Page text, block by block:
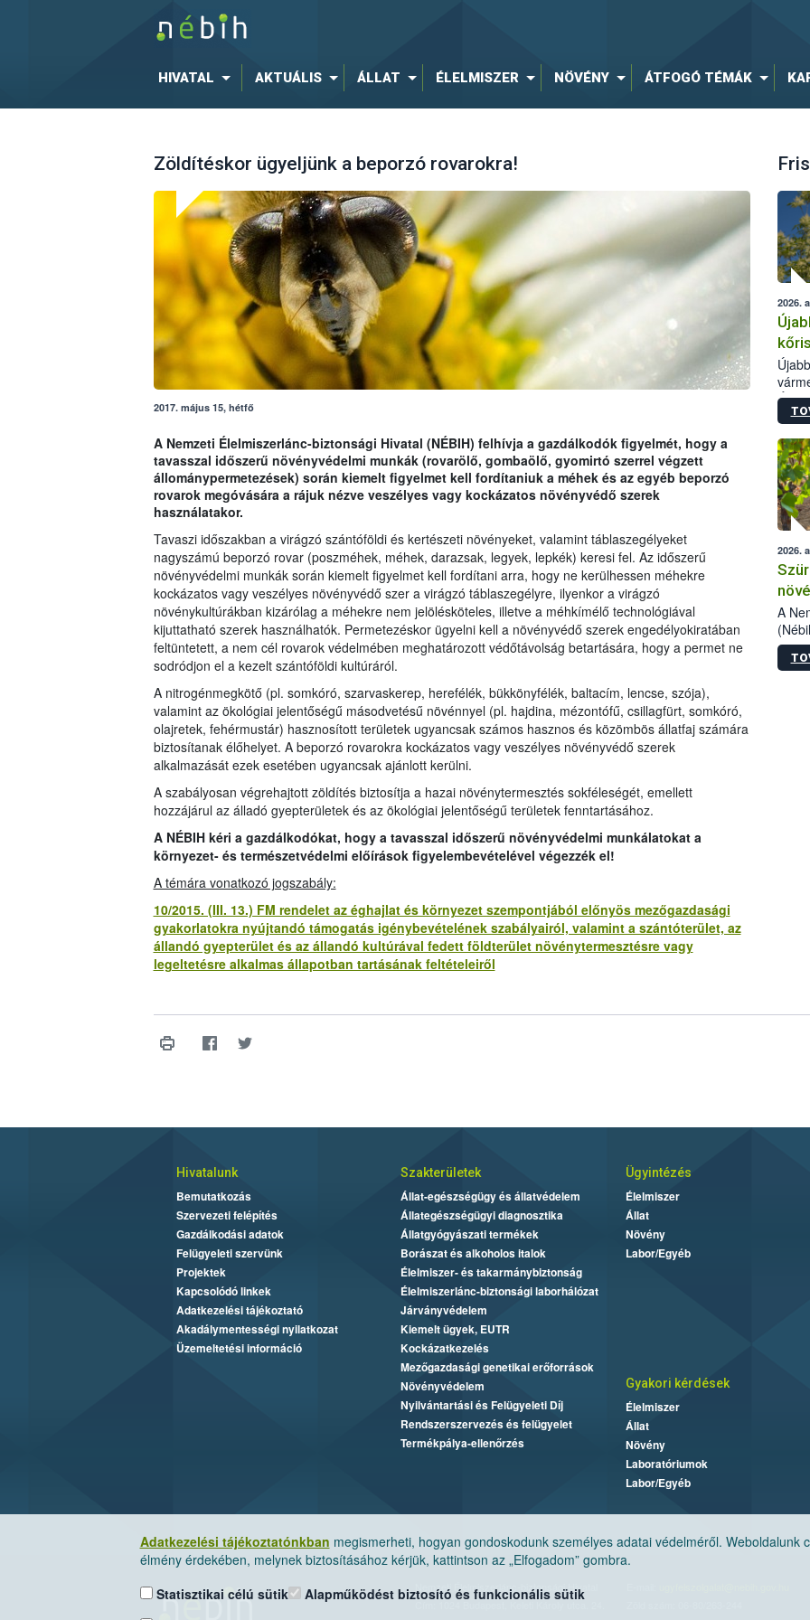
HIVATAL AKTUÁLIS ÁLLAT ÉLELMISZER NÖVÉNY ÁTFOGÓ TÉMÁK
Zöldítéskor ügyeljünk a beporzó rovarokra!
2017. május 15, hétfő
A Nemzeti Élelmiszerlánc-biztonsági Hivatal (NÉBIH) felhívja a gazdálkodók figyelmét, hogy a
tavasszal időszerű növényvédelmi munkák (rovarölő, gombaölő, gyomirtó szerrel végzett
állománypermetezések) során kiemelt figyelmet kell fordítaniuk a méhek és az egyéb beporzó
rovarok megóvására a rájuk nézve veszélyes vagy kockázatos növényvédő szerek
használatakor.
Tavaszi időszakban a virágzó szántóföldi és kertészeti növényeket, valamint táblaszegélyeket
nagyszámú beporzó rovar (poszméhek, méhek, darazsak, legyek, lepkék) keresi fel. Az időszerű
növényvédelmi munkák során kiemelt figyelmet kell fordítani arra, hogy ne kerülhessen méhekre
kockázatos vagy veszélyes növényvédő szer a virágzó táblaszegélyre, ilyenkor a virágzó
növénykultúrákban kizárólag a méhekre nem jelölésköteles, illetve a méhkímélő technológiával
kijuttatható szerek használhatók. Permetezéskor ügyelni kell a növényvédő szerek engedélyokiratában
feltüntetett, a nem cél rovarok védelmében meghatározott védőtávolság betartására, hogy a permet ne
sodródjon el a kezelt szántóföldi kultúráról.
A nitrogénmegkötő (pl. somkóró, szarvaskerep, herefélék, bükkönyfélék, baltacím, lencse, szója),
valamint az ökológiai jelentőségű másodvetésű növénnyel (pl. hajdina, mézontófű, csillagfürt, somkóró,
olajretek, fehérmustár) hasznosított területek ugyancsak számos hasznos és közömbös állatfaj számára
biztosítanak élőhelyet. A beporzó rovarokra kockázatos vagy veszélyes növényvédő szerek
alkalmazását ezek esetében ugyancsak ajánlott kerülni.
A szabályosan végrehajtott zöldítés biztosítja a hazai növénytermesztés sokféleségét, emellett
hozzájárul az álladó gyepterületek és az ökológiai jelentőségű területek fenntartásához.
A NÉBIH kéri a gazdálkodókat, hogy a tavasszal időszerű növényvédelmi munkálatokat a
környezet- és természetvédelmi előírások figyelembevételével végezzék el!
A témára vonatkozó jogszabály:
10/2015. (III. 13.) FM rendelet az éghajlat és környezet szempontjából előnyös mezőgazdasági
gyakorlatokra nyújtandó támogatás igénybevételének szabályairól, valamint a szántóterület, az
állandó gyepterület és az állandó kultúrával fedett földterület növénytermesztésre vagy
legeltetésre alkalmas állapotban tartásának feltételeiről
2026.
2026.
A
Adatkezelési tájékoztatónkban megismerheti, hogyan gondoskodunk személyes adatai védelméről. Weboldalunk
élmény érdekében, melynek biztosításához kérjük, kattintson az „Elfogadom” gombra.
Statisztikai célú sütik
Alapműködést biztosító és funkcionális sütik
Hivatalunk
Bemutatkozás
Szervezeti felépítés
Gazdálkodási adatok
Felügyeleti szervünk
Projektek
Kapcsolódó linkek
Adatkezelési tájékoztató
Akadálymentességi nyilatkozat
Üzemeltetési információ
Szakterületek
Állat-egészségügy és állatvédelem
Állategészségügyi diagnosztika
Állatgyógyászati termékek
Borászat és alkoholos italok
Élelmiszer- és takarmánybiztonság
Élelmiszerlánc-biztonsági laborhálózat
Járványvédelem
Kiemelt ügyek, EUTR
Kockázatkezelés
Mezőgazdasági genetikai erőforrások
Növényvédelem
Nyilvántartási és Felügyeleti Díj
Rendszerszervezés és felügyelet
Termékpálya-ellenőrzés
Ügyintézés
Élelmiszer
Állat
Növény
Labor/Egyéb
Gyakori kérdések
Élelmiszer
Állat
Növény
Laboratóriumok
Labor/Egyéb
Nemzeti Élelmiszerlánc-biztonsági Hivatal